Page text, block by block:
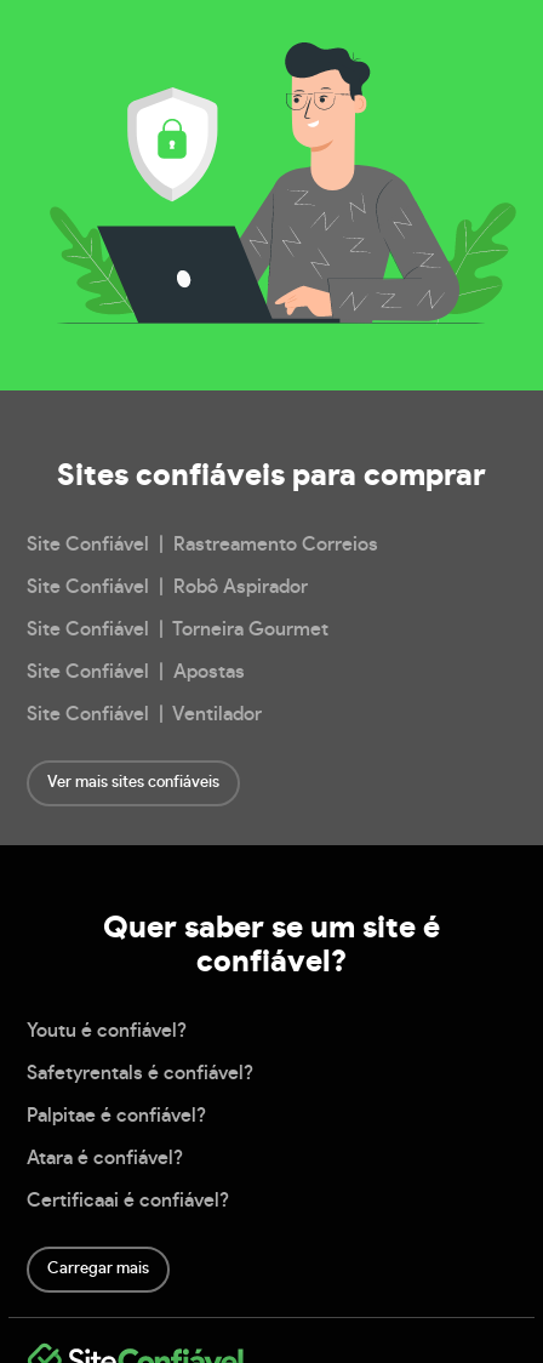
Sites confiáveis para comprar
Site Confiável | Rastreamento Correios
Site Confiável | Robô Aspirador
Site Confiável | Torneira Gourmet
Site Confiável | Apostas
Site Confiável | Ventilador
Ver mais sites confiáveis
Quer saber se um site é
confiável?
Youtu é confiável?
Safetyrentals é confiável?
Palpitae é confiável?
Atara é confiável?
Certificaai é confiável?
Carregar mais